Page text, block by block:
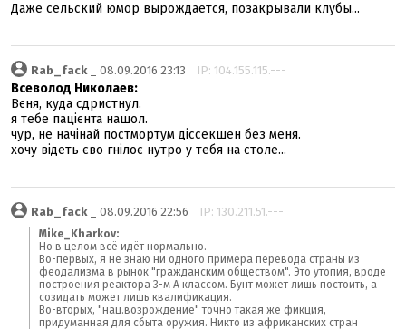
Даже сельский юмор вырождается, позакрывали клубы...
Rab_fack_ 08.09.2016 23:13 IP: 104.155.115.---
Всеволод Николаев:
Вєня, куда сдристнул.
я тебе пацієнта нашол.
чур, не начінай постмортум діссекшен без меня.
хочу відеть єво гнілоє нутро у тебя на столе...
Rab_fack_ 08.09.2016 22:56 IP: 130.211.51.---
Mike_Kharkov:
Но в целом всё идёт нормально.
Во-первых, я не знаю ни одного примера перевода страны из
феодализма в рынок "гражданским обществом". Это утопия, вроде
построения реактора 3-м А классом. Бунт может лишь постоить, а
созидать может лишь квалификация.
Во-вторых, "нац.возрождение" точно такая же фикция,
придуманная для сбыта оружия. Никто из африканских стран